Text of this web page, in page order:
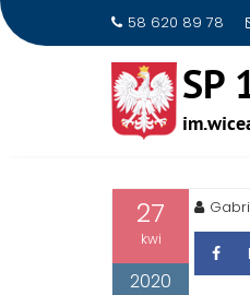
58 620 89 78
27
kwi
2020